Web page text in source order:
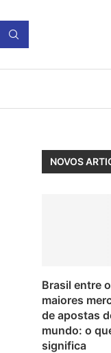
NOVOS
Brasil entre
maiores
de apostas
mundo: o
significa